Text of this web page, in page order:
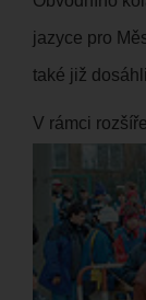
jazyce pro
také již
V rámci